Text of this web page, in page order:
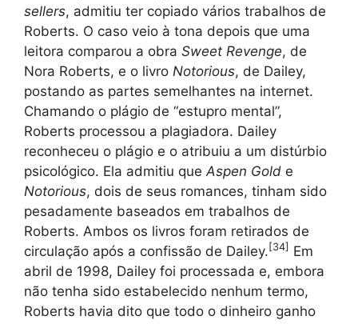
sellers, admitiu ter copiado vários trabalhos de
Roberts. O caso veio à tona depois que uma
leitora comparou a obra Sweet Revenge, de
Nora Roberts, e o livro Notorious, de Dailey,
postando as partes semelhantes na internet.
Chamando o plágio de “estupro mental”,
Roberts processou a plagiadora. Dailey
reconheceu o plágio e o atribuiu a um distúrbio
psicológico. Ela admitiu que Aspen Gold e
Notorious, dois de seus romances, tinham sido
pesadamente baseados em trabalhos de
Roberts. Ambos os livros foram retirados de
circulação após a confissão de Dailey. [34] Em
abril de 1998, Dailey foi processada e, embora
não tenha sido estabelecido nenhum termo,
Roberts havia dito que todo o dinheiro ganho